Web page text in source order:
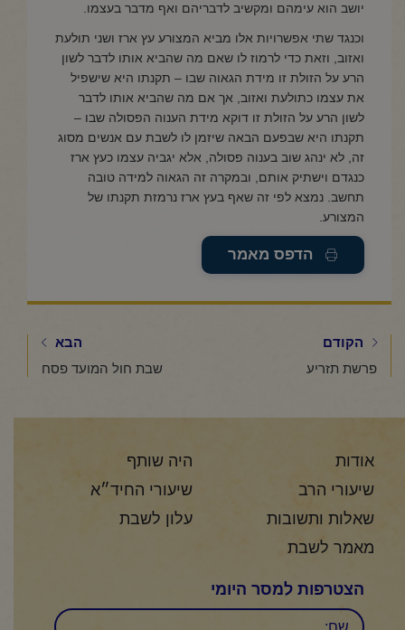
יושב הוא עימהם ומקשיב לדבריהם ואף מדבר בעצמו.
וכנגד שתי אפשרויות אלו מביא המצורע עץ ארז ושני תולעת
ואזוב, וזאת כדי לרמוז לו שאם מה שהביא אותו לדבר לשון
הרע על הזולת זו מידת הגאוה שבו – תקנתו היא שישפיל
את עצמו כתולעת ואזוב, אך אם מה שהביא אותו לדבר
לשון הרע על הזולת זו דוקא מידת הענוה הפסולה שבו –
תקנתו היא שבפעם הבאה שיזמן לו לשבת עם אנשים מסוג
זה, לא ינהג שוב בענוה פסולה, אלא יגביה עצמו כעץ ארז
כנגדם וישתיק אותם, ובמקרה זה הגאוה למידה טובה
תחשב. נמצא לפי זה שאף בעץ ארז נרמזת תקנתו של
המצורע.
הדפס מאמר
הקודם
פרשת תזריע
הבא
שבת חול המועד פסח
אודות
היה שותף
שיעורי הרב
שיעורי החיד״א
שאלות ותשובות
עלון לשבת
מאמר לשבת
הצטרפות למסר היומי
שם